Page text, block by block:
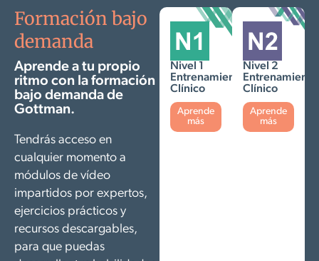
Formación bajo
demanda
Aprende a tu propio
ritmo con la formación
bajo demanda de
Gottman.
Tendrás acceso en
cualquier momento a
módulos de vídeo
impartidos por expertos,
ejercicios prácticos y
recursos descargables,
para que puedas
Nivel 1
Entrenamiento
Clínico
Aprende
más
Nivel 2
Entrenamiento
Clínico
Aprende
más